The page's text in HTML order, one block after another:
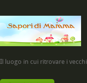
Il luogo in cui ritrovare i